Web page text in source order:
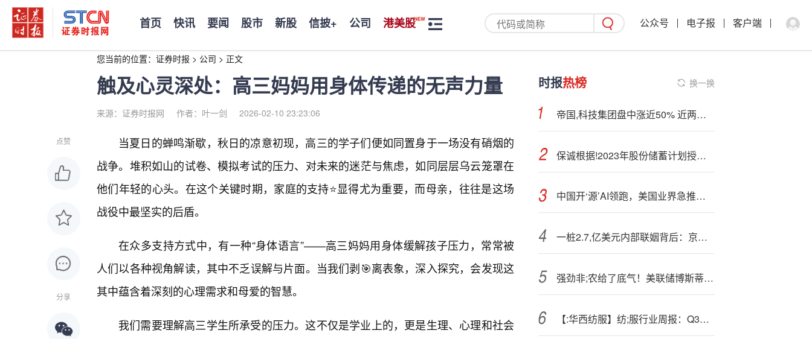
首页 快讯 要闻 股市 新股 信披+ 公司 港美股 公众号 电子报 客户端
您当前的位置： 证券时报 > 公司 > 正文
触及心灵深处：高三妈妈用身体传递的无声力量
来源：证券时报网 作者：叶一剑 2026-02-10 23:23:06
点赞
分享
当夏日的蝉鸣渐歇，秋日的凉意初现，高三的学子们便如同置身于一场没有硝烟的
战争。堆积如山的试卷、模拟考试的压力、对未来的迷茫与焦虑，如同层层乌云笼罩在
他们年轻的心头。在这个关键时期，家庭的支持⭐显得尤为重要，而母亲，往往是这场
战役中最坚实的后盾。
在众多支持方式中，有一种“身体语言”——高三妈妈用身体缓解孩子压力，常常被
人们以各种视角解读，其中不乏误解与片面。当我们剥🎯离表象，深入探究，会发现这
其中蕴含着深刻的心理需求和母爱的智慧。
我们需要理解高三学生所承受的压力。这不仅是学业上的，更是生理、心理和社会
时报热榜 换一换
帝国,科技集团盘中涨近50% 近两日股价实现翻倍
保诚根据!2023年股份储蓄计划授出合共1.44万股新普通股的购股权
中国开‘源’AI领跑，美国业界急推新项目组团追赶
一桩2.7,亿美元内部联姻背后：京东物流整合达达即配
强劲非;农给了底气！美联储博斯蒂克：现在观望是合适的
【:华西纺服】纺;服行业周报：Q3品牌服装迎来低基数阶段，期待利润弹性